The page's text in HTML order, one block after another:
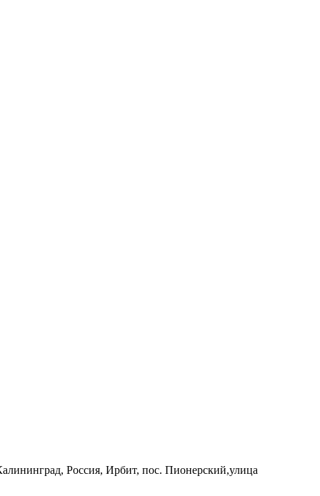
Россия, Ирбит, пос. Пионерский,улица